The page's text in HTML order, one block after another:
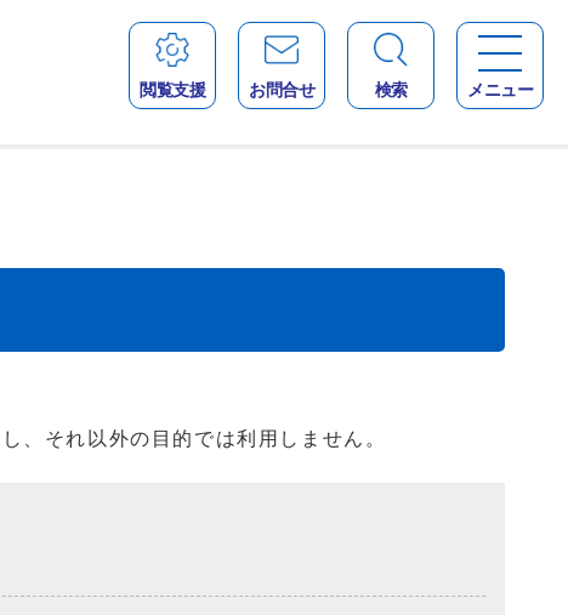
閲覧支援 お問合せ 検索 メニュー
、それ以外の目的では利用しません。